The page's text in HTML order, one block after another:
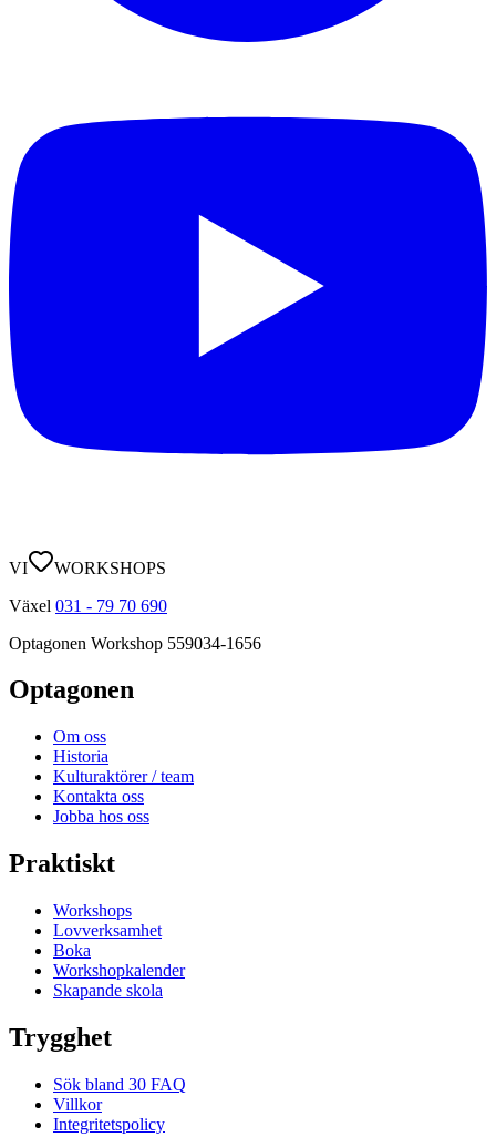
VI
WORKSHOPS
Växel 031 - 79 70 690
Optagonen Workshop 559034-1656
Optagonen
Om oss
Historia
Kulturaktörer / team
Kontakta oss
Jobba hos oss
Praktiskt
Workshops
Lovverksamhet
Boka
Workshopkalender
Skapande skola
Trygghet
Sök bland 30 FAQ
Villkor
Integritetspolicy